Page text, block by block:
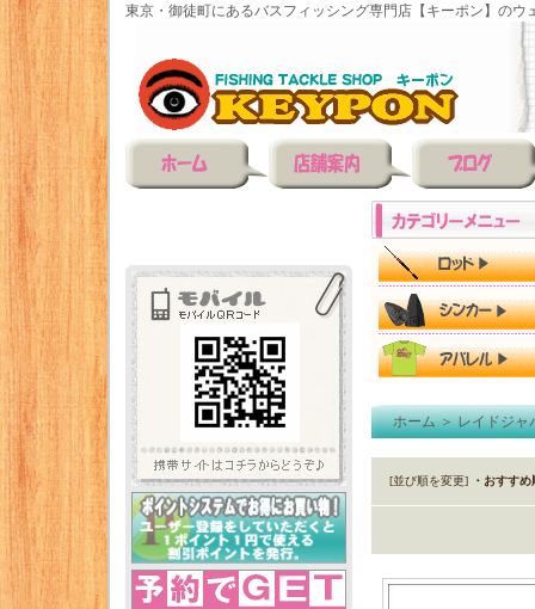
東京・御徒町にあるバスフィッシング専門店【キーポン】のウ
ホーム＞レイドジャ
[並び順を変更] ・おすすめ